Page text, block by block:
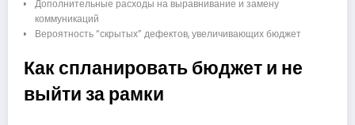
Дополнительные расходы на выравнивание и замену
коммуникаций
Вероятность “скрытых” дефектов, увеличивающих бюджет
Как спланировать бюджет и не
выйти за рамки